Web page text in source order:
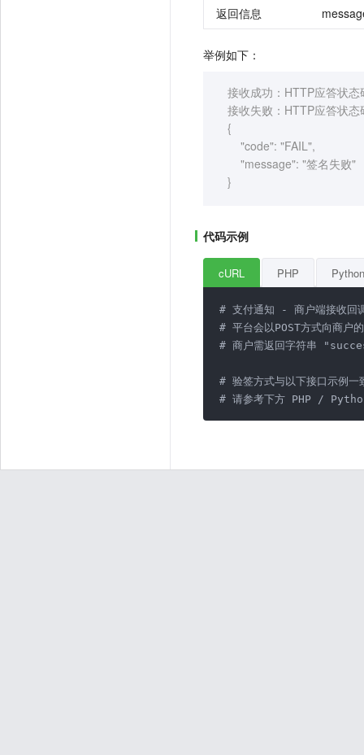
返回信息
举例如下：
接收成功：HTTP应答状
接收失败：HTTP应答状
{
"code": "FAIL",
"message": "签名失败"
}
代码示例
cURL PHP Python
# 支付通知 - 商户端接收回
# 平台会以POST方式向商
# 商户需返回字符串
# 验签方式与以下接口示例一